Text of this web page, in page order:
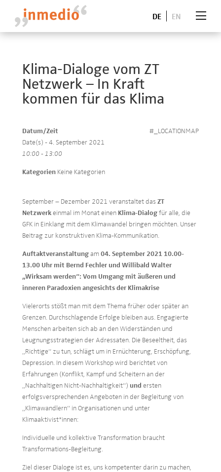
DE EN
Klima-Dialoge vom ZT
Netzwerk – In Kraft
kommen für das Klima
#_LOCATIONMAP
Datum/Zeit
Date(s) - 4. September 2021
10:00 - 13:00
KategorienKeine Kategorien
September – Dezember 2021 veranstaltet das ZT
Netzwerkeinmal im Monat einen Klima-Dialogfür alle, die
GFK in Einklang mit dem Klimawandel bringen möchten. Unser
Beitrag zur konstruktiven Klima-Kommunikation.
Auftaktveranstaltungam04. September 2021 10.00-
13.00 Uhr mit Bernd Fechler und Willibald Walter
„Wirksam werden“: Vom Umgang mit äußeren und
inneren Paradoxien angesichts der Klimakrise
Vielerorts stößt man mit dem Thema früher oder später an
Grenzen. Durchschlagende Erfolge bleiben aus. Engagierte
Menschen arbeiten sich ab an den Widerständen und
Leugnungsstrategien der Adressaten. Die Beseeltheit, das
„Richtige“ zu tun, schlägt um in Ernüchterung, Erschöpfung,
Depression. In diesem Workshop wird berichtet von
Erfahrungen (Konflikt, Kampf und Scheitern an der
„Nachhaltigen Nicht-Nachhaltigkeit“) und ersten
erfolgsversprechenden Angeboten in der Begleitung von
„Klimawandlern“ in Organisationen und unter
Klimaaktivist*innen:
Individuelle und kollektive Transformation braucht
Transformations-Begleitung.
Ziel dieser Dialoge ist es, uns kompetenter darin zu machen,